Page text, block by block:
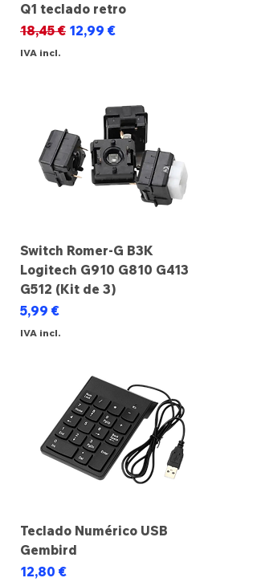
Q1 teclado retro
Preço normal
18,45 € Preço promocional
12,99 €
IVA incl.
Switch Romer-G B3K
Logitech G910 G810 G413
G512 (Kit de 3)
Preço
5,99 €
IVA incl.
Teclado Numérico USB
Gembird
Preço
12,80 €